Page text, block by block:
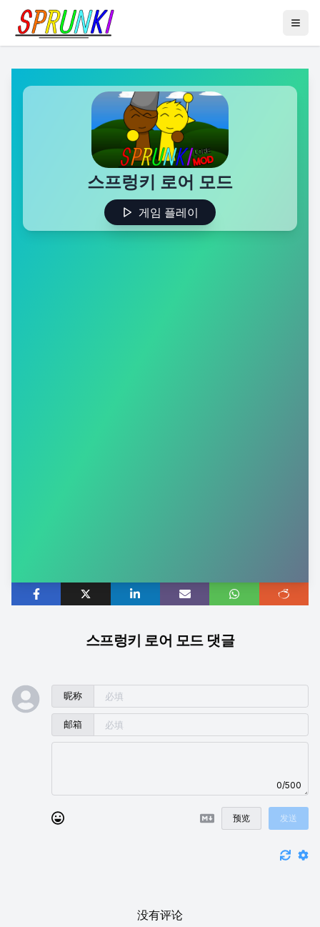
스프렁키 로어 모드
게임 플레이
스프렁키 로어 모드 댓글
昵称
邮箱
0/500
预览 发送
没有评论